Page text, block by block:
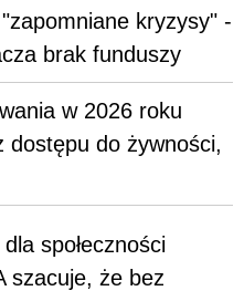
kryzysy" -
brak funduszy
w 2026 roku
dostępu do żywności,
społeczności
szacuje, że bez